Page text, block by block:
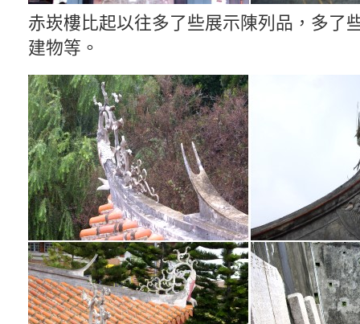
赤崁樓比起以往多了些展示陳列品，多了
建物等。